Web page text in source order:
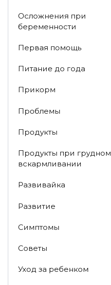
Осложнения при
беременности
Первая помощь
Питание до года
Прикорм
Проблемы
Продукты
Продукты при грудном
вскармливании
Развивайка
Развитие
Симптомы
Советы
Уход за ребенком